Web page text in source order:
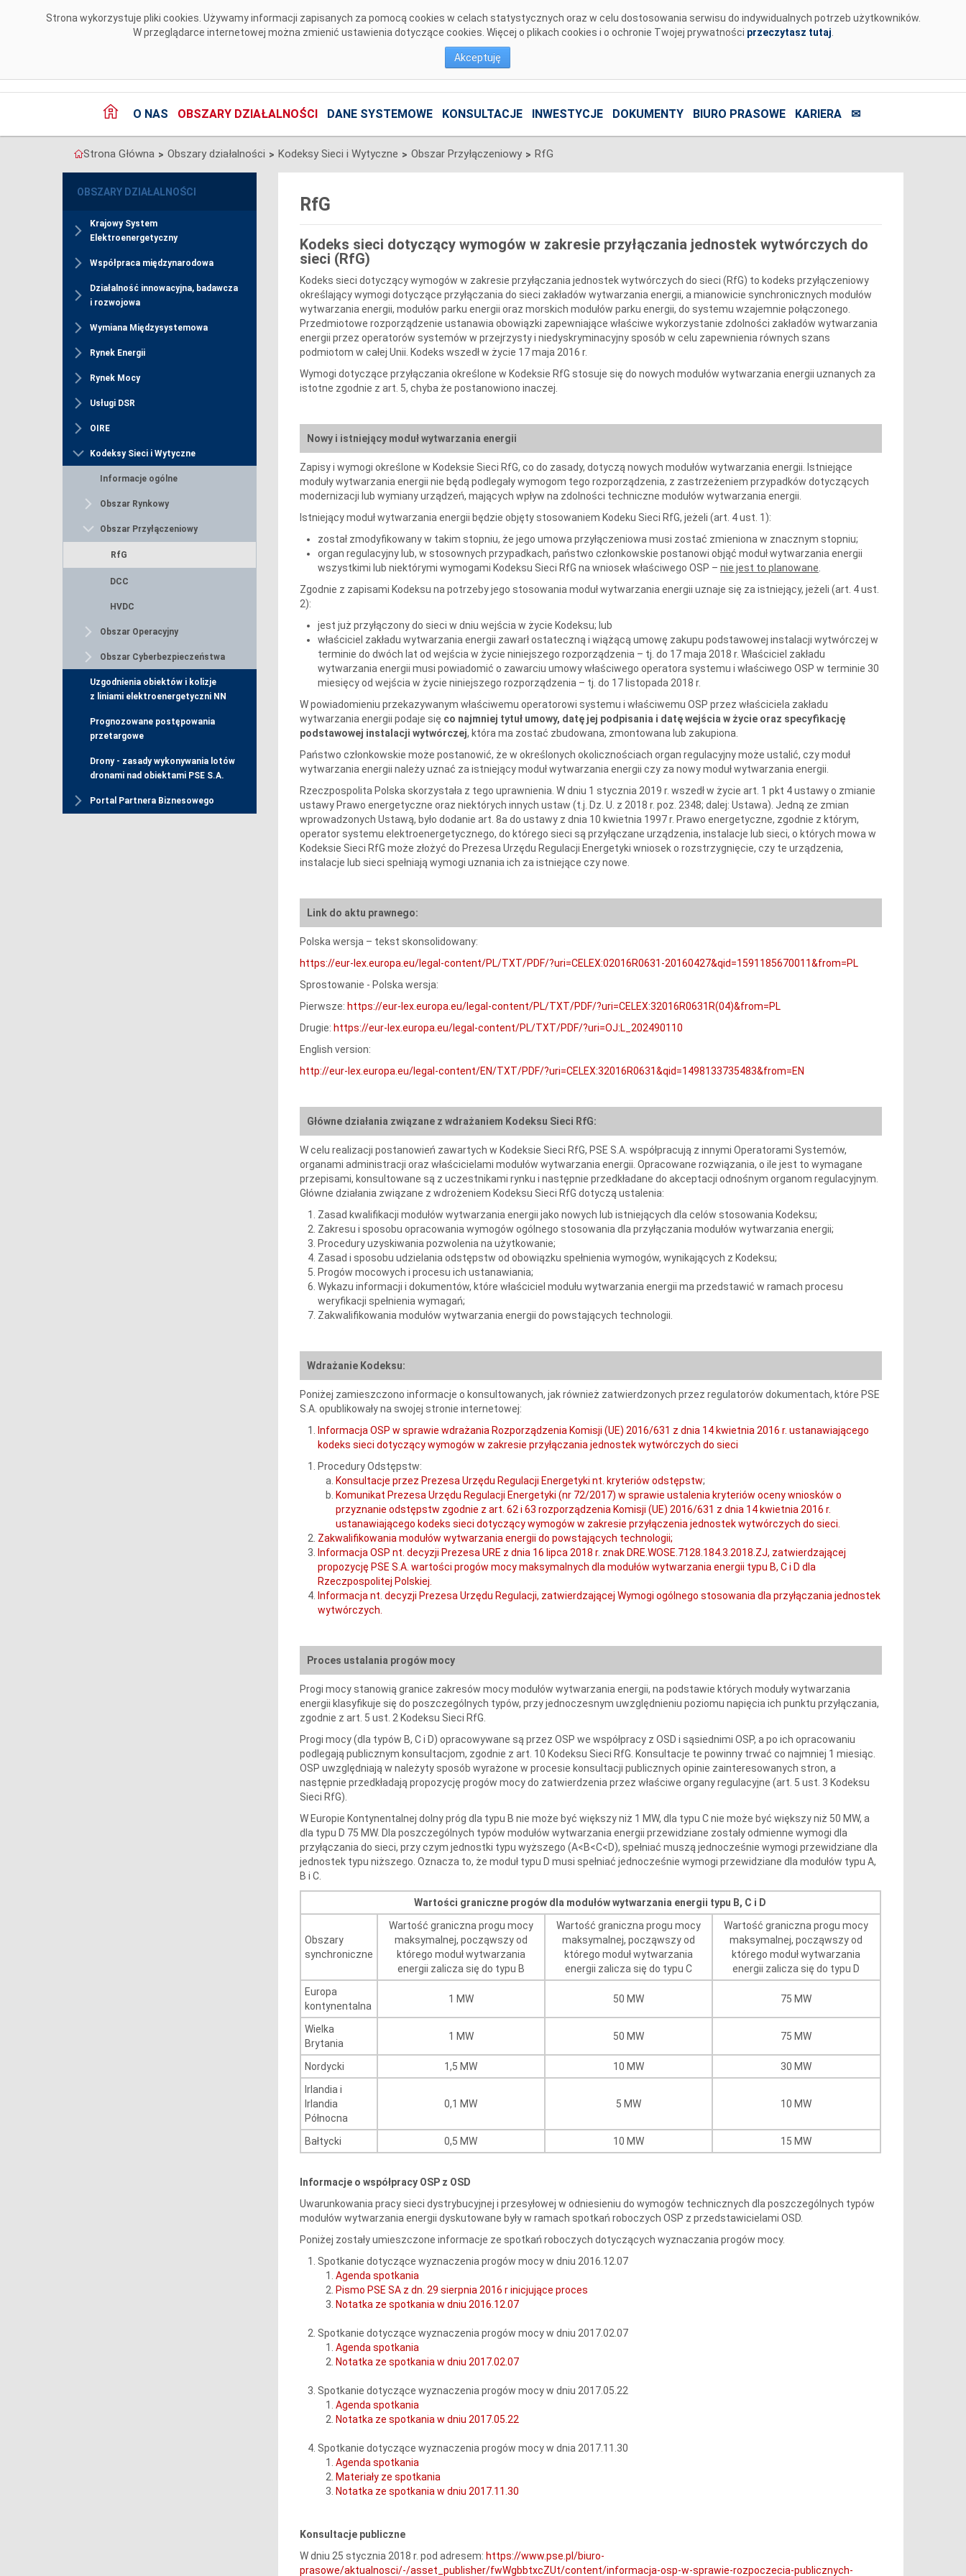
Strona wykorzystuje pliki cookies. Używamy informacji zapisanych za pomocą cookies w celach statystycznych oraz w celu dostosowania serwisu do indywidualnych potrzeb użytkowników.
W przeglądarce internetowej można zmienić ustawienia dotyczące cookies. Więcej o plikach cookies i o ochronie Twojej prywatności przeczytasz tutaj
Akceptuję
O NAS OBSZARY DZIAŁALNOŚCI DANE SYSTEMOWE KONSULTACJE INWESTYCJE DOKUMENTY BIURO PRASOWE KARIERA ✉
Strona Główna > Obszary działalności > Kodeksy Sieci i Wytyczne > Obszar Przyłączeniowy > RfG
OBSZARY DZIAŁALNOŚCI
Krajowy System
Elektroenergetyczny
Współpraca międzynarodowa
Działalność innowacyjna, badawcza
i rozwojowa
Wymiana Międzysystemowa
Rynek Energii
Rynek Mocy
Usługi DSR
OIRE
Kodeksy Sieci i Wytyczne
Informacje ogólne
Obszar Rynkowy
Obszar Przyłączeniowy
RfG
DCC
HVDC
Obszar Operacyjny
Obszar Cyberbezpieczeństwa
Uzgodnienia obiektów i kolizje
z liniami elektroenergetyczni NN
Prognozowane postępowania
przetargowe
Drony - zasady wykonywania lotów
dronami nad obiektami PSE S.A.
Portal Partnera Biznesowego
RfG
Kodeks sieci dotyczący wymogów w zakresie przyłączania jednostek wytwórczych do
sieci (RfG)
Kodeks sieci dotyczący wymogów w zakresie przyłączania jednostek wytwórczych do sieci (RfG) to kodeks przyłączeniowy
określający wymogi dotyczące przyłączania do sieci zakładów wytwarzania energii, a mianowicie synchronicznych modułów
wytwarzania energii, modułów parku energii oraz morskich modułów parku energii, do systemu wzajemnie połączonego.
Przedmiotowe rozporządzenie ustanawia obowiązki zapewniające właściwe wykorzystanie zdolności zakładów wytwarzania
energii przez operatorów systemów w przejrzysty i niedyskryminacyjny sposób w celu zapewnienia równych szans
podmiotom w całej Unii. Kodeks wszedł w życie 17 maja 2016 r.
Wymogi dotyczące przyłączania określone w Kodeksie RfG stosuje się do nowych modułów wytwarzania energii uznanych za
istotne zgodnie z art. 5, chyba że postanowiono inaczej.
Nowy i istniejący moduł wytwarzania energii
Zapisy i wymogi określone w Kodeksie Sieci RfG, co do zasady, dotyczą nowych modułów wytwarzania energii. Istniejące
moduły wytwarzania energii nie będą podlegały wymogom tego rozporządzenia, z zastrzeżeniem przypadków dotyczących
modernizacji lub wymiany urządzeń, mających wpływ na zdolności techniczne modułów wytwarzania energii.
Istniejący moduł wytwarzania energii będzie objęty stosowaniem Kodeku Sieci RfG, jeżeli (art. 4 ust. 1):
został zmodyfikowany w takim stopniu, że jego umowa przyłączeniowa musi zostać zmieniona w znacznym stopniu;
organ regulacyjny lub, w stosownych przypadkach, państwo członkowskie postanowi objąć moduł wytwarzania energii
wszystkimi lub niektórymi wymogami Kodeksu Sieci RfG na wniosek właściwego OSP – nie jest to planowane
Zgodnie z zapisami Kodeksu na potrzeby jego stosowania moduł wytwarzania energii uznaje się za istniejący, jeżeli (art. 4 ust.
2):
jest już przyłączony do sieci w dniu wejścia w życie Kodeksu; lub
właściciel zakładu wytwarzania energii zawarł ostateczną i wiążącą umowę zakupu podstawowej instalacji wytwórczej w
terminie do dwóch lat od wejścia w życie niniejszego rozporządzenia – tj. do 17 maja 2018 r. Właściciel zakładu
wytwarzania energii musi powiadomić o zawarciu umowy właściwego operatora systemu i właściwego OSP w terminie 30
miesięcy od wejścia w życie niniejszego rozporządzenia – tj. do 17 listopada 2018 r.
W powiadomieniu przekazywanym właściwemu operatorowi systemu i właściwemu OSP przez właściciela zakładu
wytwarzania energii podaje się co najmniej tytuł umowy, datę jej podpisania i datę wejścia w życie oraz specyfikację
podstawowej instalacji wytwórczej, która ma zostać zbudowana, zmontowana lub zakupiona.
Państwo członkowskie może postanowić, że w określonych okolicznościach organ regulacyjny może ustalić, czy moduł
wytwarzania energii należy uznać za istniejący moduł wytwarzania energii czy za nowy moduł wytwarzania energii.
Rzeczpospolita Polska skorzystała z tego uprawnienia. W dniu 1 stycznia 2019 r. wszedł w życie art. 1 pkt 4 ustawy o zmianie
ustawy Prawo energetyczne oraz niektórych innych ustaw (t.j. Dz. U. z 2018 r. poz. 2348; dalej: Ustawa). Jedną ze zmian
wprowadzonych Ustawą, było dodanie art. 8a do ustawy z dnia 10 kwietnia 1997 r. Prawo energetyczne, zgodnie z którym,
operator systemu elektroenergetycznego, do którego sieci są przyłączane urządzenia, instalacje lub sieci, o których mowa w
Kodeksie Sieci RfG może złożyć do Prezesa Urzędu Regulacji Energetyki wniosek o rozstrzygnięcie, czy te urządzenia,
instalacje lub sieci spełniają wymogi uznania ich za istniejące czy nowe.
Link do aktu prawnego:
Polska wersja – tekst skonsolidowany:
https://eur-lex.europa.eu/legal-content/PL/TXT/PDF/?uri=CELEX:02016R0631-20160427&qid=1591185670011&from=PL
Sprostowanie - Polska wersja:
Pierwsze: https://eur-lex.europa.eu/legal-content/PL/TXT/PDF/?uri=CELEX:32016R0631R(04)&from=PL
Drugie: https://eur-lex.europa.eu/legal-content/PL/TXT/PDF/?uri=OJ:L_202490110
English version:
http://eur-lex.europa.eu/legal-content/EN/TXT/PDF/?uri=CELEX:32016R0631&qid=1498133735483&from=EN
Główne działania związane z wdrażaniem Kodeksu Sieci RfG:
W celu realizacji postanowień zawartych w Kodeksie Sieci RfG, PSE S.A. współpracują z innymi Operatorami Systemów,
organami administracji oraz właścicielami modułów wytwarzania energii. Opracowane rozwiązania, o ile jest to wymagane
przepisami, konsultowane są z uczestnikami rynku i następnie przedkładane do akceptacji odnośnym organom regulacyjnym.
Główne działania związane z wdrożeniem Kodeksu Sieci RfG dotyczą ustalenia:
Zasad kwalifikacji modułów wytwarzania energii jako nowych lub istniejących dla celów stosowania Kodeksu;
Zakresu i sposobu opracowania wymogów ogólnego stosowania dla przyłączania modułów wytwarzania energii;
Procedury uzyskiwania pozwolenia na użytkowanie;
Zasad i sposobu udzielania odstępstw od obowiązku spełnienia wymogów, wynikających z Kodeksu;
Progów mocowych i procesu ich ustanawiania;
Wykazu informacji i dokumentów, które właściciel modułu wytwarzania energii ma przedstawić w ramach procesu
weryfikacji spełnienia wymagań;
Zakwalifikowania modułów wytwarzania energii do powstających technologii.
Wdrażanie Kodeksu:
Poniżej zamieszczono informacje o konsultowanych, jak również zatwierdzonych przez regulatorów dokumentach, które PSE
S.A. opublikowały na swojej stronie internetowej:
Informacja OSP w sprawie wdrażania Rozporządzenia Komisji (UE) 2016/631 z dnia 14 kwietnia 2016 r. ustanawiającego
kodeks sieci dotyczący wymogów w zakresie przyłączania jednostek wytwórczych do sieci
Procedury Odstępstw:
Konsultacje przez Prezesa Urzędu Regulacji Energetyki nt. kryteriów odstępstw;
Komunikat Prezesa Urzędu Regulacji Energetyki (nr 72/2017) w sprawie ustalenia kryteriów oceny wniosków o
przyznanie odstępstw zgodnie z art. 62 i 63 rozporządzenia Komisji (UE) 2016/631 z dnia 14 kwietnia 2016 r.
ustanawiającego kodeks sieci dotyczący wymogów w zakresie przyłączenia jednostek wytwórczych do sieci.
Zakwalifikowania modułów wytwarzania energii do powstających technologii;
Informacja OSP nt. decyzji Prezesa URE z dnia 16 lipca 2018 r. znak DRE.WOSE.7128.184.3.2018.ZJ, zatwierdzającej
propozycję PSE S.A. wartości progów mocy maksymalnych dla modułów wytwarzania energii typu B, C i D dla
Rzeczpospolitej Polskiej.
Informacja nt. decyzji Prezesa Urzędu Regulacji, zatwierdzającej Wymogi ogólnego stosowania dla przyłączania jednostek
wytwórczych.
Proces ustalania progów mocy
Progi mocy stanowią granice zakresów mocy modułów wytwarzania energii, na podstawie których moduły wytwarzania
energii klasyfikuje się do poszczególnych typów, przy jednoczesnym uwzględnieniu poziomu napięcia ich punktu przyłączania,
zgodnie z art. 5 ust. 2 Kodeksu Sieci RfG.
Progi mocy (dla typów B, C i D) opracowywane są przez OSP we współpracy z OSD i sąsiednimi OSP, a po ich opracowaniu
podlegają publicznym konsultacjom, zgodnie z art. 10 Kodeksu Sieci RfG. Konsultacje te powinny trwać co najmniej 1 miesiąc.
OSP uwzględniają w należyty sposób wyrażone w procesie konsultacji publicznych opinie zainteresowanych stron, a
następnie przedkładają propozycję progów mocy do zatwierdzenia przez właściwe organy regulacyjne (art. 5 ust. 3 Kodeksu
Sieci RfG).
W Europie Kontynentalnej dolny próg dla typu B nie może być większy niż 1 MW, dla typu C nie może być większy niż 50 MW, a
dla typu D 75 MW. Dla poszczególnych typów modułów wytwarzania energii przewidziane zostały odmienne wymogi dla
przyłączania do sieci, przy czym jednostki typu wyższego (A<B<C<D), spełniać muszą jednocześnie wymogi przewidziane dla
jednostek typu niższego. Oznacza to, że moduł typu D musi spełniać jednocześnie wymogi przewidziane dla modułów typu A,
B i C.
Wartości graniczne progów dla modułów wytwarzania energii typu B, C i D
Obszary
synchroniczne
Wartość graniczna progu mocy
maksymalnej, począwszy od
którego moduł wytwarzania
energii zalicza się do typu B
Wartość graniczna progu mocy
maksymalnej, począwszy od
którego moduł wytwarzania
energii zalicza się do typu C
Wartość graniczna progu mocy
maksymalnej, począwszy od
którego moduł wytwarzania
energii zalicza się do typu D
Europa
kontynentalna
1 MW 50 MW 75 MW
Wielka
Brytania
1 MW 50 MW 75 MW
Nordycki 1,5 MW 10 MW
30 MW
Irlandia i
Irlandia
Północna
0,1 MW 5 MW 10 MW
Bałtycki 0,5 MW 10 MW 15 MW
Informacje o współpracy OSP z OSD
Uwarunkowania pracy sieci dystrybucyjnej i przesyłowej w odniesieniu do wymogów technicznych dla poszczególnych typów
modułów wytwarzania energii dyskutowane były w ramach spotkań roboczych OSP z przedstawicielami OSD.
Poniżej zostały umieszczone informacje ze spotkań roboczych dotyczących wyznaczania progów mocy.
Spotkanie dotyczące wyznaczenia progów mocy w dniu 2016.12.07
Agenda spotkania
Pismo PSE SA z dn. 29 sierpnia 2016 r inicjujące proces
Notatka ze spotkania w dniu 2016.12.07
Spotkanie dotyczące wyznaczenia progów mocy w dniu 2017.02.07
Agenda spotkania
Notatka ze spotkania w dniu 2017.02.07
Spotkanie dotyczące wyznaczenia progów mocy w dniu 2017.05.22
Agenda spotkania
Notatka ze spotkania w dniu 2017.05.22
Spotkanie dotyczące wyznaczenia progów mocy w dnia 2017.11.30
Agenda spotkania
Materiały ze spotkania
Notatka ze spotkania w dniu 2017.11.30
Konsultacje publiczne
W dniu 25 stycznia 2018 r. pod adresem: https://www.pse.pl/biuro-
prasowe/aktualnosci/-/asset_publisher/fwWgbbtxcZUt/content/informacja-osp-w-sprawie-rozpoczecia-publicznych-